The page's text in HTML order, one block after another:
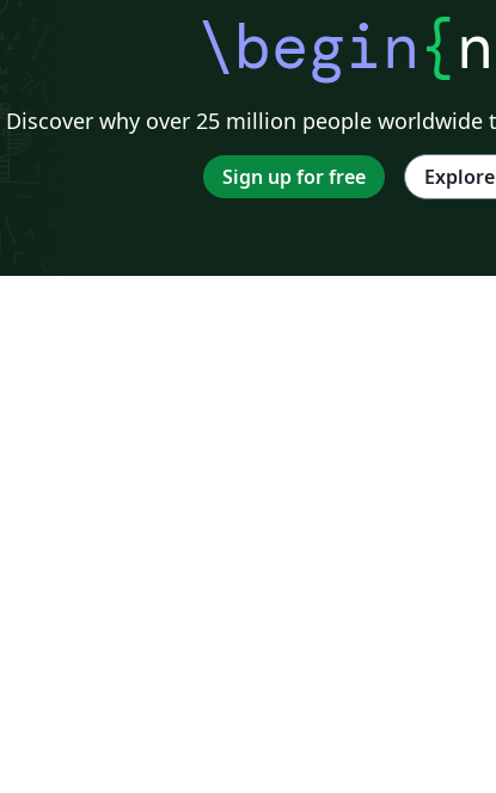
\begin{
Discover why over 25 million people
Sign up for free